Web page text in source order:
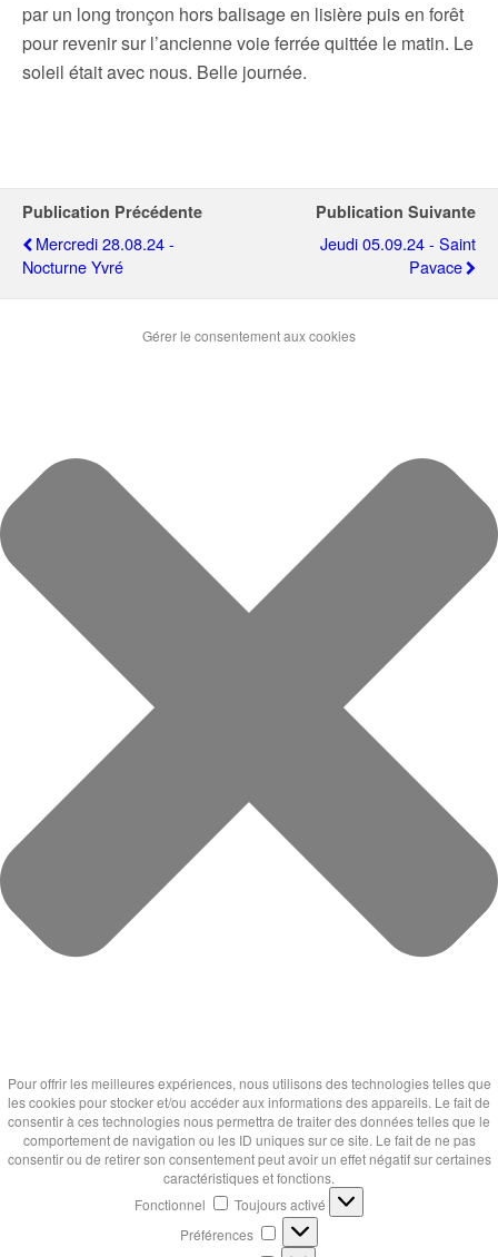
par un long tronçon hors balisage en lisière puis en forêt
pour revenir sur l’ancienne voie ferrée quittée le matin. Le
soleil était avec nous. Belle journée.
Publication Précédente
Mercredi 28.08.24 -
Nocturne Yvré
Publication Suivante
Jeudi 05.09.24 - Saint
Pavace
Gérer le consentement aux cookies
Pour offrir les meilleures expériences, nous utilisons des technologies telles que
les cookies pour stocker et/ou accéder aux informations des appareils. Le fait de
consentir à ces technologies nous permettra de traiter des données telles que le
comportement de navigation ou les ID uniques sur ce site. Le fait de ne pas
consentir ou de retirer son consentement peut avoir un effet négatif sur certaines
caractéristiques et fonctions.
Fonctionnel
Toujours activé
Préférences
Préférences